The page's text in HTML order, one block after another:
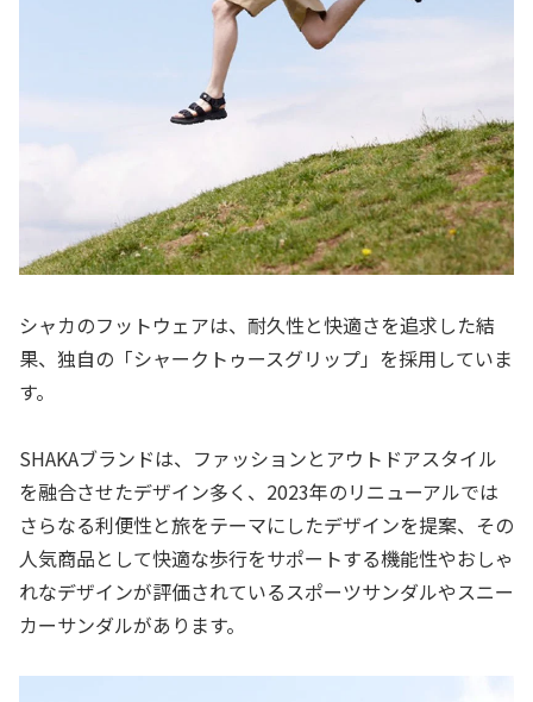
シャカのフットウェアは、耐久性と快適さを追求した結
果、独自の「シャークトゥースグリップ」を採用していま
す。
SHAKAブランドは、ファッションとアウトドアスタイル
を融合させたデザイン多く、2023年のリニューアルでは
さらなる利便性と旅をテーマにしたデザインを提案、その
人気商品として快適な歩行をサポートする機能性やおしゃ
れなデザインが評価されているスポーツサンダルやスニー
カーサンダルがあります。